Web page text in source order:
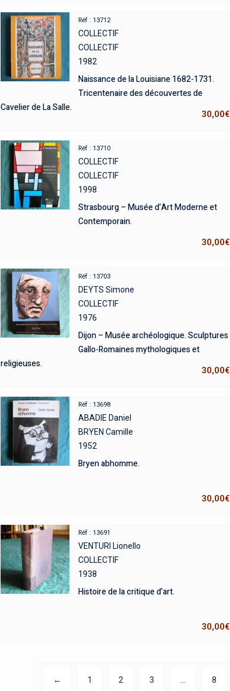
Réf : 13712
COLLECTIF
COLLECTIF
1982
Naissance de la Louisiane 1682-1731.
Tricentenaire des découvertes de
Cavelier de La Salle.
30,00€
Réf : 13710
COLLECTIF
COLLECTIF
1998
Strasbourg – Musée d’Art Moderne et
Contemporain.
30,00€
Réf : 13703
DEYTS Simone
COLLECTIF
1976
Dijon – Musée archéologique. Sculptures
Gallo-Romaines mythologiques et
religieuses.
30,00€
Réf : 13698
ABADIE Daniel
BRYEN Camille
1952
Bryen abhomme.
30,00€
Réf : 13691
VENTURI Lionello
COLLECTIF
1938
Histoire de la critique d’art.
30,00€
← 1 2 3 8